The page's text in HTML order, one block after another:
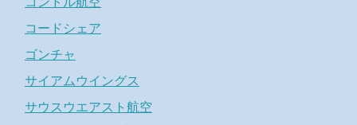
コードシェア
ゴンチャ
サイアムウイングス
サウスウエアスト航空